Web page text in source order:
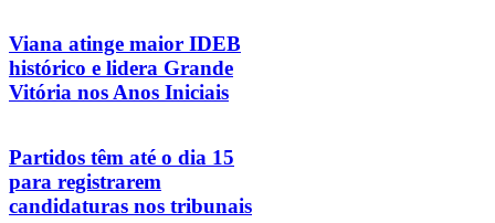
Viana atinge maior IDEB
histórico e lidera Grande
Vitória nos Anos Iniciais
Partidos têm até o dia 15
para registrarem
candidaturas nos tribunais